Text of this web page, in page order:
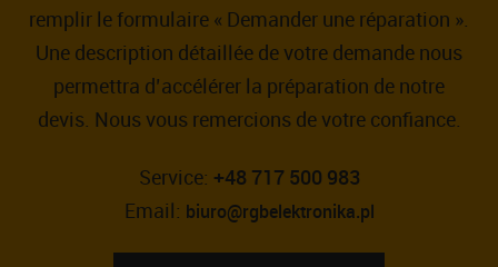
remplir le formulaire « Demander une réparation ».
Une description détaillée de votre demande nous
permettra d’accélérer la préparation de notre
devis. Nous vous remercions de votre confiance.
Service: +48 717 500 983
Email: biuro@rgbelektronika.pl